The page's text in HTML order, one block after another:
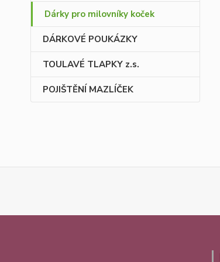
Dárky pro milovníky koček
DÁRKOVÉ POUKÁZKY
TOULAVÉ TLAPKY z.s.
POJIŠTĚNÍ MAZLÍČEK